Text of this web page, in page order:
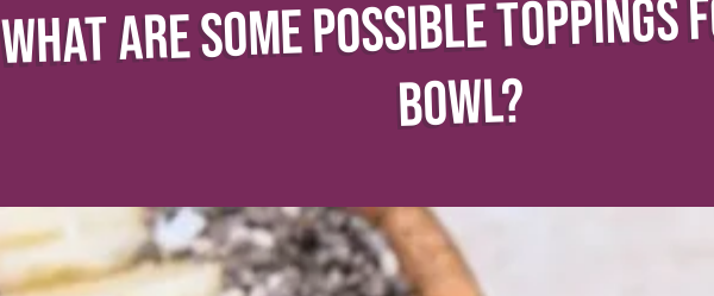
WHAT ARE SOME POSSIBLE TOPPINGS
BOWL?